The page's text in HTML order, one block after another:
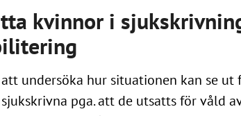
kvinnor i
undersöka hur situationen kan se ut
pga. att de utsatts för våld